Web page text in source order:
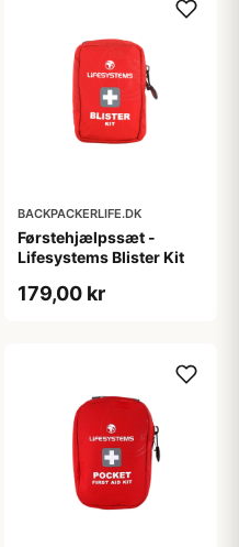
BACKPACKERLIFE.DK
Førstehjælpssæt -
Lifesystems Blister Kit
179,00 kr